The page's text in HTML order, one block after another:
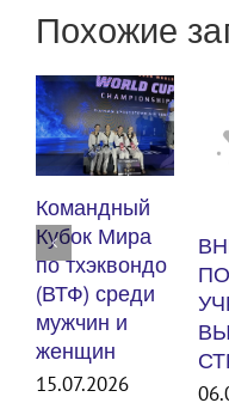
Похожие
Командный
Кубок Мира
по тхэквондо
(ВТФ) среди
мужчин и
женщин
15.07.2026